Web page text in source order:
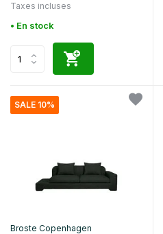
Taxes incluses
• En stock
SALE 10%
Broste Copenhagen